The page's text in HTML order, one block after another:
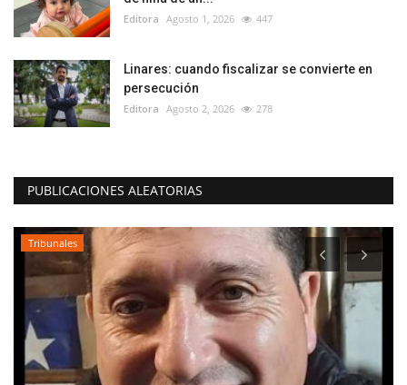
Editora Agosto 1, 2026 447
Linares: cuando fiscalizar se convierte en
persecución
Editora Agosto 2, 2026 278
PUBLICACIONES ALEATORIAS
Tribunales